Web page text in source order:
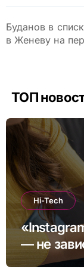
Буданов в
в Женеву на
ТОП
Hi-Tech
— не